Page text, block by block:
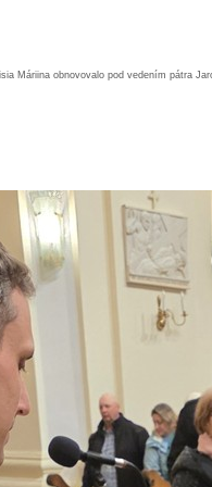
Máriina obnovovalo pod vedením pátra